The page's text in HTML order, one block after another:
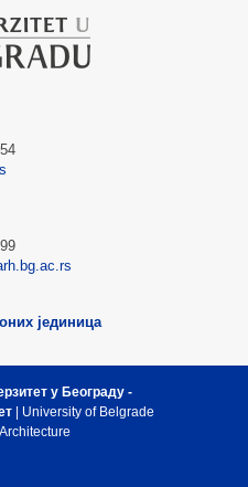
јединица
у Београду -
| University of Belgrade